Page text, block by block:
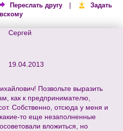
Переслать другу |
Задать
Сергей
19.04.2013
Позвольте выразить
как к предпринимателю,
Собственно, отсюда у меня и
то еще незаполненные
вложиться, но